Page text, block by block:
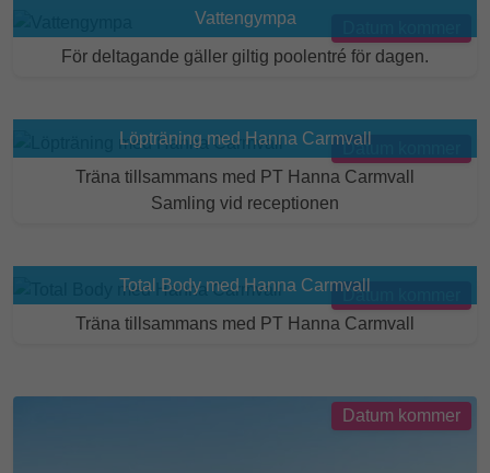
Vattengympa
För deltagande gäller giltig poolentré för dagen.
Datum kommer
Löpträning med Hanna Carmvall
Träna tillsammans med PT Hanna Carmvall
Samling vid receptionen
Datum kommer
Total Body med Hanna Carmvall
Träna tillsammans med PT Hanna Carmvall
Datum kommer